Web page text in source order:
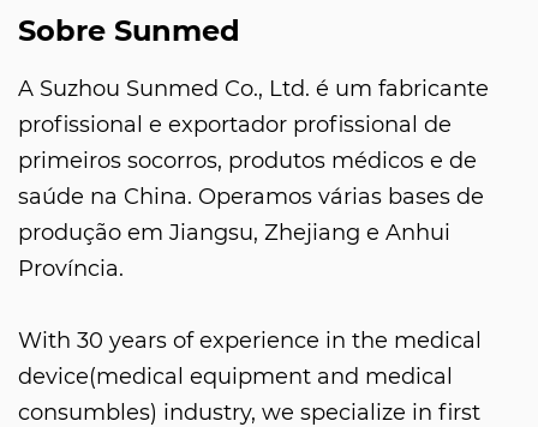
Sobre Sunmed
A Suzhou Sunmed Co., Ltd. é um fabricante
profissional e exportador profissional de
primeiros socorros, produtos médicos e de
saúde na China. Operamos várias bases de
produção em Jiangsu, Zhejiang e Anhui
Província.
With 30 years of experience in the medical
device(medical equipment and medical
consumbles) industry, we specialize in first